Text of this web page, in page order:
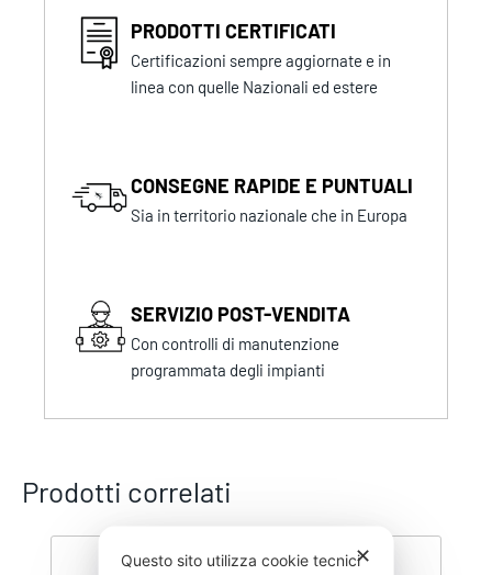
PRODOTTI CERTIFICATI
Certificazioni sempre aggiornate e in
linea con quelle Nazionali ed estere
CONSEGNE RAPIDE E PUNTUALI
Sia in territorio nazionale che in Europa
SERVIZIO POST-VENDITA
Con controlli di manutenzione
programmata degli impianti
Prodotti correlati
✕
Questo sito utilizza cookie tecnici